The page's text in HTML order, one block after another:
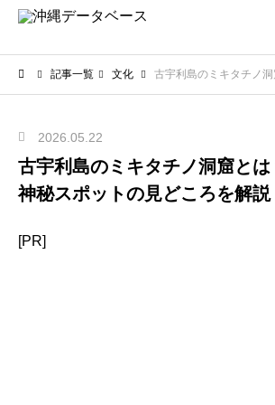
記事一覧 文化 古宇利島のミキタチノ洞窟とは？伝説が
2026.05.22
古宇利島のミキタチノ洞窟と
神秘スポットの見どころを解説
[PR]